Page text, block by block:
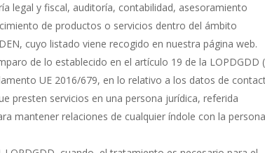
legal y fiscal, auditoría, contabilidad, asesoramiento
de productos o servicios dentro del ámbito
cuyo listado viene recogido en nuestra página web.
de lo establecido en el artículo 19 de la LOPDGDD
UE 2016/679, en lo relativo a los datos de
presten servicios en una persona jurídica, referida
mantener relaciones de cualquier índole con la persona